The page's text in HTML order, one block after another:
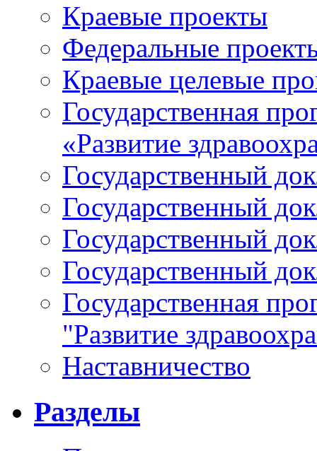
Краевые проекты
Федеральные
Краевые целевые
Государственная
«Развитие
Государственный
Государственный
Государственный
Государственный
Государственная
"Развитие
Наставничество
Разделы